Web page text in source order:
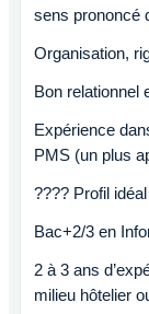
sens prononcé
Organisation,
Bon relationnel
Expérience
PMS (un plus
???? Profil idéal
Bac+2/3 en
2 à 3 ans
milieu hôtelier